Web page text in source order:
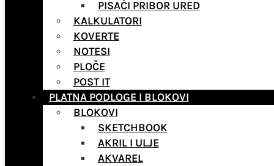
PISAĆI PRIBOR URED
KALKULATORI
KOVERTE
NOTESI
PLOČE
POST IT
PLATNA PODLOGE I BLOKOVI
BLOKOVI
SKETCHBOOK
AKRIL I ULJE
AKVAREL